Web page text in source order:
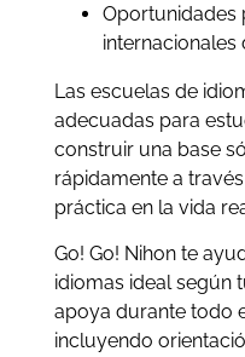
Oportunidades
Las escuelas de
adecuadas para
construir una base
rápidamente a
práctica en la vida
Go! Go! Nihon te
idiomas ideal según
apoya durante todo
incluyendo